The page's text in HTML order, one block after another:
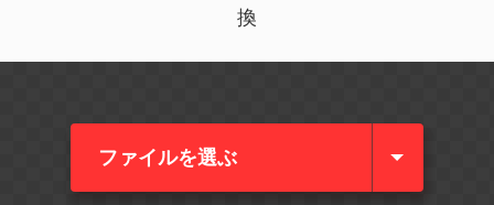
換
ファイルを選ぶ